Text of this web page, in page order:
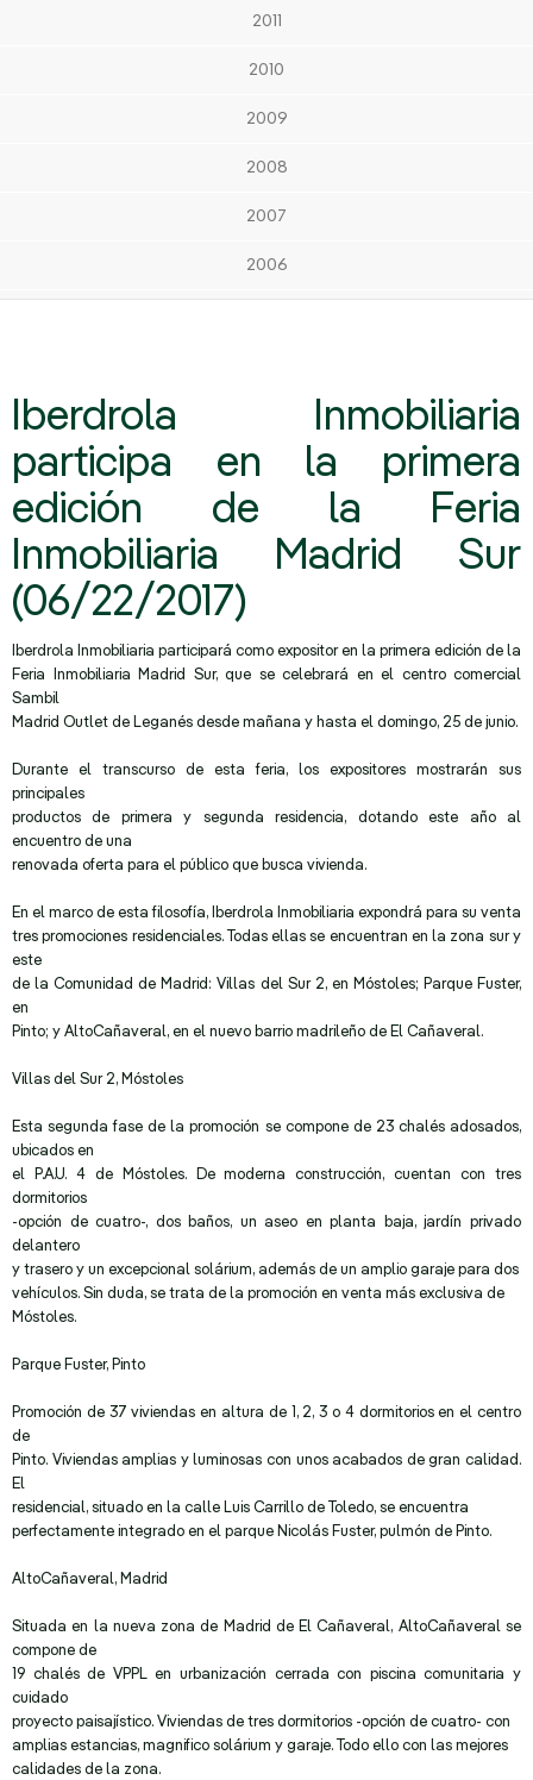
2011
2010
2009
2008
2007
2006
Iberdrola Inmobiliaria
participa en la primera
edición de la Feria
Inmobiliaria Madrid Sur
(06/22/2017)
Iberdrola Inmobiliaria participará como expositor en la primera edición de la
Feria Inmobiliaria Madrid Sur, que se celebrará en el centro comercial
Sambil
Madrid Outlet de Leganés desde mañana y hasta el domingo, 25 de junio.
Durante el transcurso de esta feria, los expositores mostrarán sus
principales
productos de primera y segunda residencia, dotando este año al
encuentro de una
renovada oferta para el público que busca vivienda.
En el marco de esta filosofía, Iberdrola Inmobiliaria expondrá para su venta
tres promociones residenciales. Todas ellas se encuentran en la zona sur y
este
de la Comunidad de Madrid: Villas del Sur 2, en Móstoles; Parque Fuster,
en
Pinto; y AltoCañaveral, en el nuevo barrio madrileño de El Cañaveral.
Villas del Sur 2, Móstoles
Esta segunda fase de la promoción se compone de 23 chalés adosados,
ubicados en
el P.A.U. 4 de Móstoles. De moderna construcción, cuentan con tres
dormitorios
-opción de cuatro-, dos baños, un aseo en planta baja, jardín privado
delantero
y trasero y un excepcional solárium, además de un amplio garaje para dos
vehículos. Sin duda, se trata de la promoción en venta más exclusiva de
Móstoles.
Parque Fuster, Pinto
Promoción de 37 viviendas en altura de 1, 2, 3 o 4 dormitorios en el centro
de
Pinto. Viviendas amplias y luminosas con unos acabados de gran calidad.
El
residencial, situado en la calle Luis Carrillo de Toledo, se encuentra
perfectamente integrado en el parque Nicolás Fuster, pulmón de Pinto.
AltoCañaveral, Madrid
Situada en la nueva zona de Madrid de El Cañaveral, AltoCañaveral se
compone de
19 chalés de VPPL en urbanización cerrada con piscina comunitaria y
cuidado
proyecto paisajístico. Viviendas de tres dormitorios -opción de cuatro- con
amplias estancias, magnifico solárium y garaje. Todo ello con las mejores
calidades de la zona.